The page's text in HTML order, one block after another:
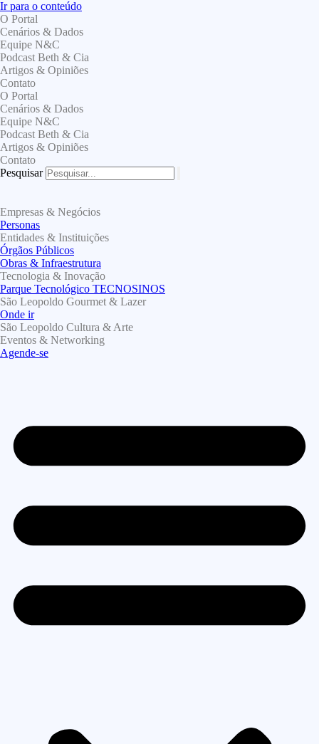
Ir para o conteúdo
O Portal
Cenários & Dados
Equipe N&C
Podcast Beth & Cia
Artigos & Opiniões
Contato
O Portal
Cenários & Dados
Equipe N&C
Podcast Beth & Cia
Artigos & Opiniões
Contato
Pesquisar
Empresas & Negócios
Personas
Entidades & Instituições
Órgãos Públicos
Obras & Infraestrutura
Tecnologia & Inovação
Parque Tecnológico TECNOSINOS
São Leopoldo Gourmet & Lazer
Onde ir
São Leopoldo Cultura & Arte
Eventos & Networking
Agende-se